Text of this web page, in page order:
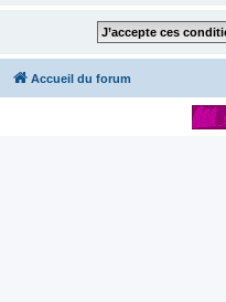
Accueil du forum